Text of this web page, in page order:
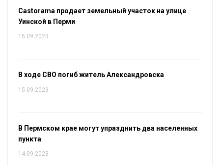
Castorama продает земельный участок на улице
Уинской в Перми
15.09.2023
В ходе СВО погиб житель Александровска
15.09.2023
В Пермском крае могут упразднить два населенных
пункта
14.09.2023